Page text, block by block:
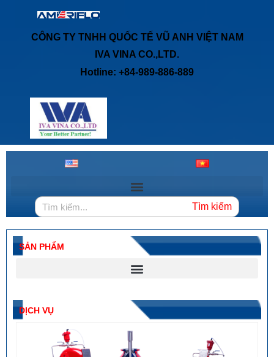
CÔNG TY TNHH QUỐC TẾ VŨ ANH VIỆT NAM
IVA VINA CO.,LTD.
Hotline: +84-989-886-889
Tìm kiếm
SẢN PHẨM
DỊCH VỤ